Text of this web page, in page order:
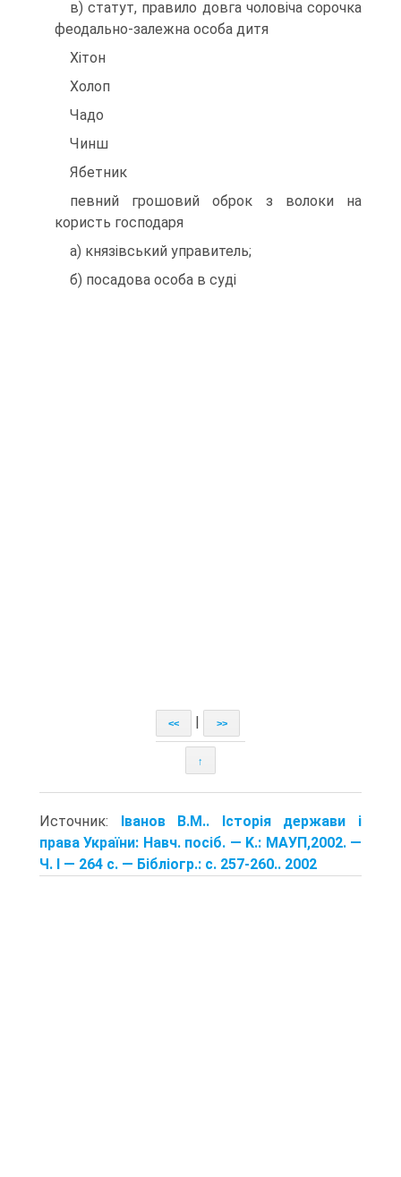
в) статут, правило довга чоловіча сорочка
феодально-залежна особа дитя
Хітон
Холоп
Чадо
Чинш
Ябетник
певний грошовий оброк з волоки на
користь господаря
а) князівський управитель;
б) посадова особа в суді
<< >>
↑
Источник: Іванов В.М.. Історія держави і
права України: Навч. посіб. — K.: МАУП,2002. —
Ч. I — 264 с. — Бібліогр.: с. 257-260.. 2002